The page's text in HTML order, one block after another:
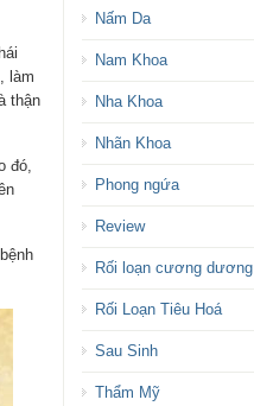
làm
thận
đó,
Nấm Da
Nam Khoa
Nha Khoa
Nhãn Khoa
Phong ngứa
Review
Rối loạn cương dương
Rối Loạn Tiêu Hoá
Sau Sinh
Thẩm Mỹ